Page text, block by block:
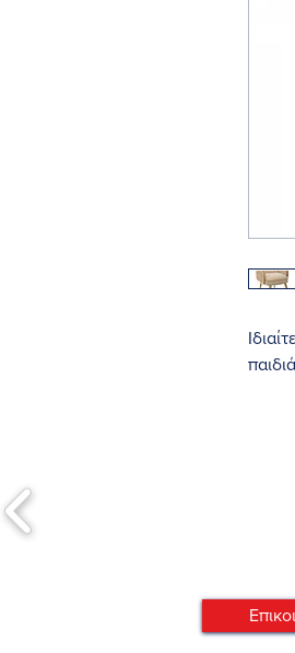
κιλά